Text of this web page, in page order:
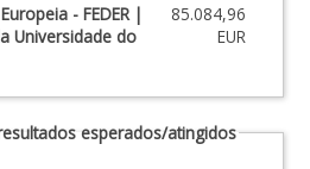
- FEDER |
Universidade do
85.084,96
EUR
esperados/atingidos